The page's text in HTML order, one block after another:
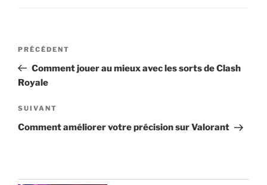
Navigation
l’article
Article
précédent
PRÉCÉDENT
Comment jouer au mieux avec les sorts de Clash
Royale
Article
suivant
SUIVANT
Comment améliorer votre précision sur Valorant